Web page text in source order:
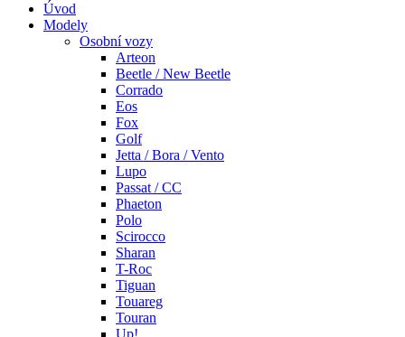
Úvod
Modely
Osobní vozy
Arteon
Beetle / New Beetle
Corrado
Eos
Fox
Golf
Jetta / Bora / Vento
Lupo
Passat / CC
Phaeton
Polo
Scirocco
Sharan
T-Roc
Tiguan
Touareg
Touran
Up!